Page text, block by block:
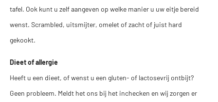
tafel. Ook kunt u zelf aangeven op welke manier u uw eitje bereid
wenst. Scrambled, uitsmijter, omelet of zacht of juist hard
gekookt.
Dieet of allergie
Heeft u een dieet, of wenst u een gluten- of lactosevrij ontbijt?
Geen probleem. Meldt het ons bij het inchecken en wij zorgen er